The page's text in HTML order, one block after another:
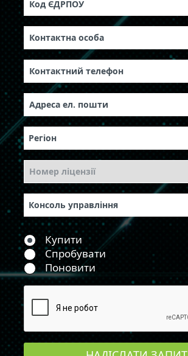
Купити
Спробувати
Поновити